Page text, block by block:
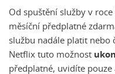
Od spuštění služby v
měsíční předplatné
službu nadále platit nebo
Netflix tuto možnost
předplatné, uvidíte